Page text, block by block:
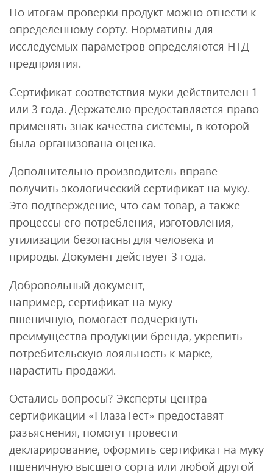
По итогам проверки продукт можно отнести к
определенному сорту. Нормативы для
исследуемых параметров определяются НТД
предприятия.
Сертификат соответствия муки действителен 1
или 3 года. Держателю предоставляется право
применять знак качества системы, в которой
была организована оценка.
Дополнительно производитель вправе
получить экологический сертификат на муку.
Это подтверждение, что сам товар, а также
процессы его потребления, изготовления,
утилизации безопасны для человека и
природы. Документ действует 3 года.
Добровольный документ,
например, сертификат на муку
пшеничную, помогает подчеркнуть
преимущества продукции бренда, укрепить
потребительскую лояльность к марке,
нарастить продажи.
Остались вопросы? Эксперты центра
сертификации «ПлазаТест» предоставят
разъяснения, помогут провести
декларирование, оформить сертификат на муку
пшеничную высшего сорта или любой другой